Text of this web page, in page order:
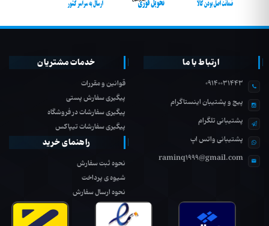
ارتباط با ما
09140031443
پیج و پشتیبان اینستاگرام
پشتیبانی تلگرام
پشتیبانی واتس اپ
raminq1999@gmail.com
خدمات مشتریان
قوانین و مقررات
پیگیری سفارش پستی
پیگیری سفارشات در فروشگاه
پیگیری سفارشات تیپاکس
راهنمای خرید
نحوه ثبت سفارش
شیوه ی پرداخت
نحوه ارسال سفارش